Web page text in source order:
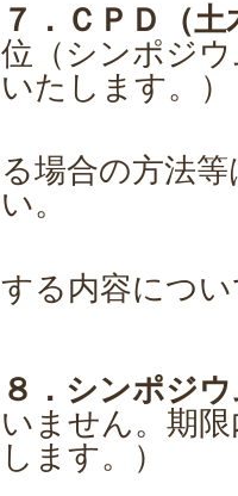
７．ＣＰＤ（
位（シンポジ
いたします。）
る場合の方法
い。
する内容につ
８．シンポジ
いません。期
します。）